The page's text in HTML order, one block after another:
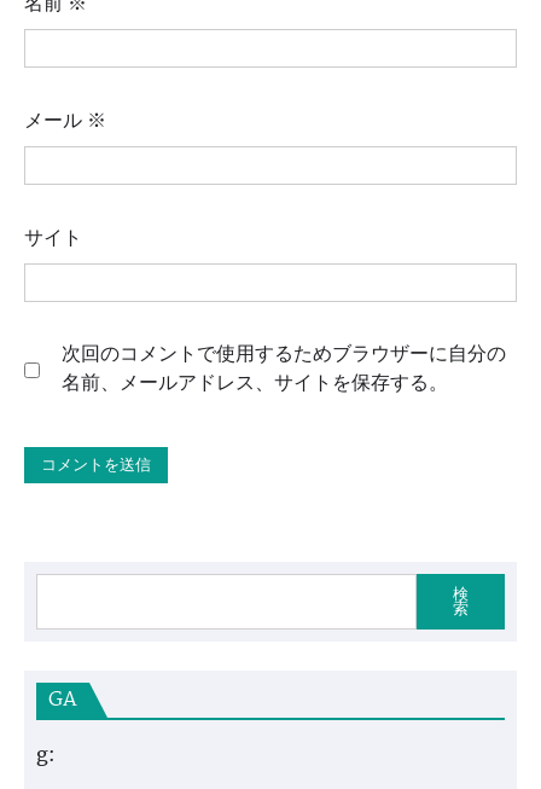
メール ※
サイト
次回のコメントで使用するためブラウザーに自分の
名前、メールアドレス、サイトを保存する。
検
索
GA
g: